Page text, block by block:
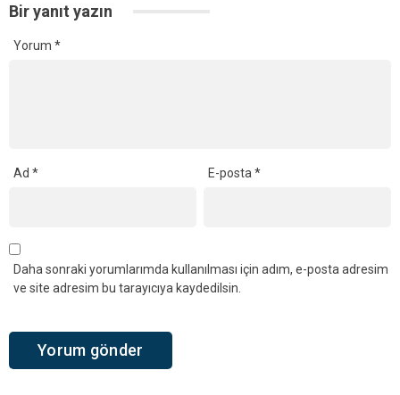
Bir yanıt yazın
Yorum *
Ad * E-posta*
Daha sonraki yorumlarımda kullanılması için adım, e-posta adresim
ve site adresim bu tarayıcıya kaydedilsin.